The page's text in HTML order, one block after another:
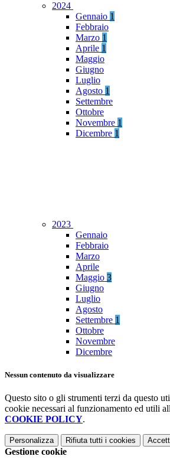
2024
Gennaio 1
Febbraio
Marzo 1
Aprile 1
Maggio
Giugno
Luglio
Agosto 1
Settembre
Ottobre
Novembre 1
Dicembre 1
2023
Gennaio
Febbraio
Marzo
Aprile
Maggio 3
Giugno
Luglio
Agosto
Settembre 1
Ottobre
Novembre
Dicembre
Nessun contenuto da visualizzare
Questo sito o gli strumenti terzi da questo
cookie necessari al funzionamento ed utili
COOKIE POLICY.
Personalizza Rifiuta tutti i cookies
Gestione cookie